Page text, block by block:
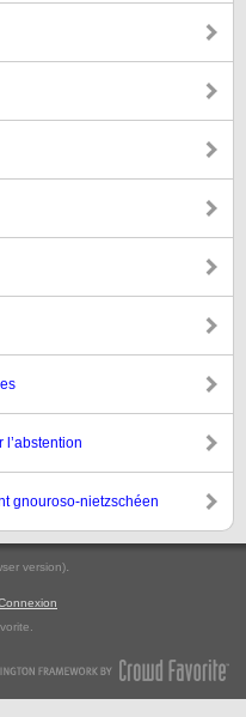
gnouroso-nietzschéen
version).